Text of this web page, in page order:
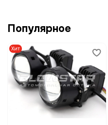
Популярное
Хит